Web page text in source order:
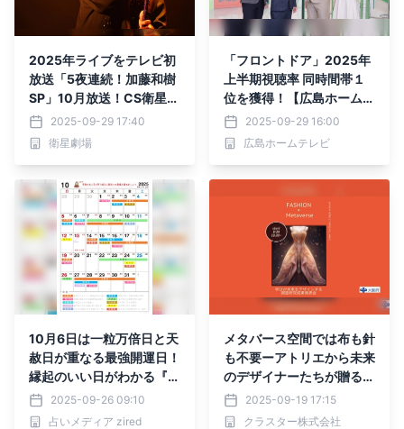
2025年ライブをテレビ初
放送「5夜連続！加藤和樹
SP」10月放送！CS衛星劇
場
2025-09-29 17:40
衛星劇場
「フロントドア」2025年
上半期視聴率 同時間帯１
位を獲得！【広島ホームテ
レビ】2025-09-29 16:00
広島ホームテレビ
10月6日は一粒万倍日と天
赦日が重なる最強開運日！
縁起のいい日がわかる『吉
日カレンダー2025年10月
版』をziredが無料ダウン
2025-09-26 09:10
占いメディア zired
メタバース空間では布も針
も不要ーアトリエから未来
のデザイナーたちが贈る。
高校生がメタバースで創造
する未来のファッション！
2025-09-19 17:15
クラスター株式会社